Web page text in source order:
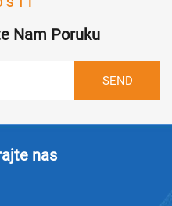
Nam Poruku
nas